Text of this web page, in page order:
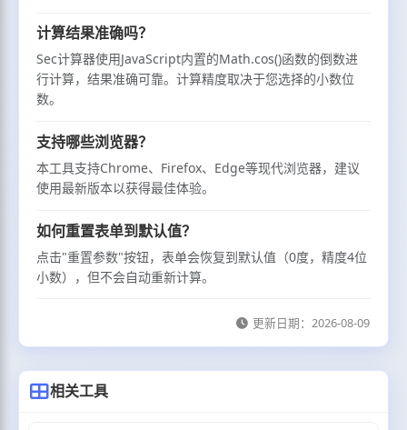
计算结果准确吗？
Sec计算器使用JavaScript内置的Math.cos()函数的倒数进
行计算，结果准确可靠。计算精度取决于您选择的小数位
数。
支持哪些浏览器？
本工具支持Chrome、Firefox、Edge等现代浏览器，建议
使用最新版本以获得最佳体验。
如何重置表单到默认值？
点击"重置参数"按钮，表单会恢复到默认值（0度，精度4位
小数），但不会自动重新计算。
更新日期： 2026-08-09
相关工具